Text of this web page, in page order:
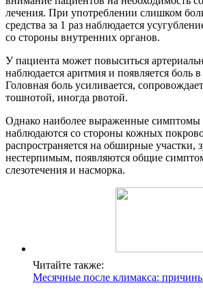
лечения. При употреблении слишком
средства за 1 раз наблюдается
со стороны внутренних органов.
У пациента может повыситься
наблюдается аритмия и появляется боль
Головная боль усиливается,
тошнотой, иногда рвотой.
Однако наиболее выраженные симптомы
наблюдаются со стороны кожных
распространяется на обширные участки,
нестерпимым, появляются общие
слезотечения и насморка.
Читайте также:
Месячные после климакса: